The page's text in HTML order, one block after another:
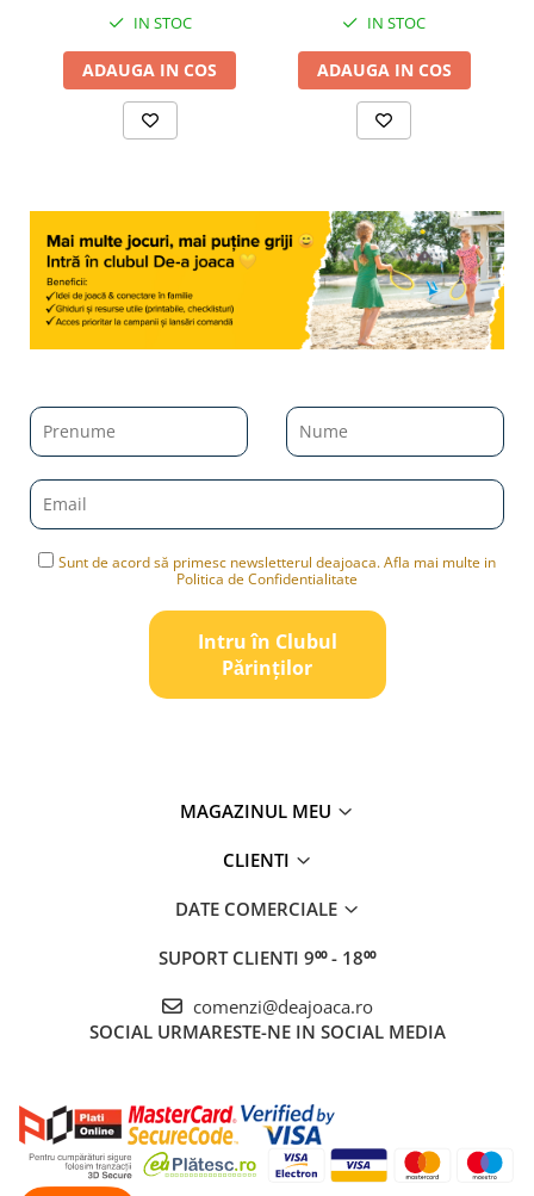
IN STOC
ADAUGA IN COS
IN STOC
ADAUGA IN COS
Sunt de acord să primesc newsletterul deajoaca. Afla mai multe in
Politica de Confidentialitate
Intru în Clubul
Pǎrinților
MAGAZINUL MEU
CLIENTI
DATE COMERCIALE
SUPORT CLIENTI 9⁰⁰ - 18⁰⁰
comenzi@deajoaca.ro
SOCIAL URMARESTE-NE IN SOCIAL MEDIA